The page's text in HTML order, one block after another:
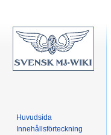
Huvudsida
Innehållsförteckning